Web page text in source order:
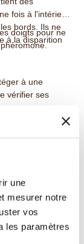
une
mesurer notre
vos
les paramètres
fois à l'intérieur,
bords. Ils ne
à la disparition
doigts pour ne
à une
vérifier ses
1 à 2
de prévenir